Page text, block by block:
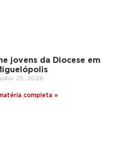
jovens da Diocese em
julho 25, 2026
completa »